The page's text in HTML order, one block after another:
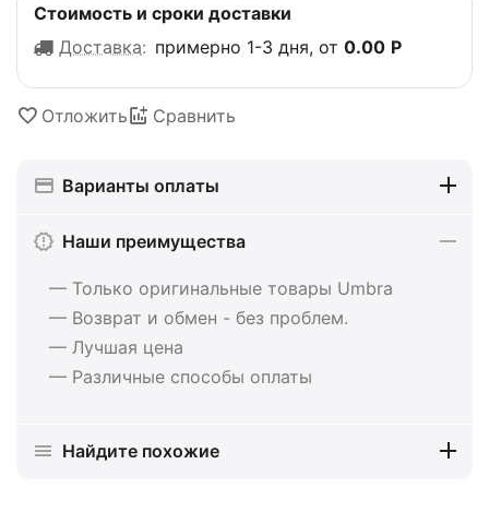
Стоимость и сроки доставки
Доставка: примерно 1-3 дня, от 0.00 Р
Отложить Сравнить
Варианты оплаты
Наши преимущества
— Только оригинальные товары Umbra
— Возврат и обмен - без проблем.
— Лучшая цена
— Различные способы оплаты
Найдите похожие